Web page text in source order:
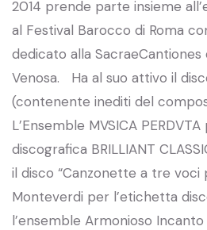
2014 prende parte insieme
al Festival Barocco di Roma
dedicato alla SacraeCantiones
Venosa. Ha al suo attivo il
(contenente inediti del
L’Ensemble MVSICA
discografica BRILLIANT
il disco “Canzonette a tre voci
Monteverdi per l’etichetta
l’ensemble Armonioso